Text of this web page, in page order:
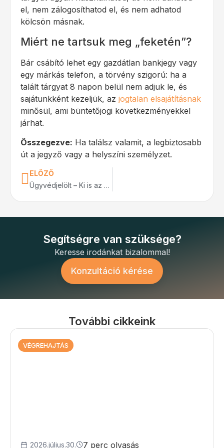
el, nem zálogosíthatod el, és nem adhatod
kölcsön másnak.
Miért ne tartsuk meg „feketén”?
Bár csábító lehet egy gazdátlan bankjegy vagy
egy márkás telefon, a törvény szigorú: ha a
talált tárgyat 8 napon belül nem adjuk le, és
sajátunkként kezeljük, az jogtalan elsajátításnak
minősül, ami büntetőjogi következményekkel
járhat.
Összegezve: Ha találsz valamit, a legbiztosabb
út a jegyző vagy a helyszíni személyzet.
ELŐZŐ
Ügyvédjelölt – Ki is az Ügyvédjelölt?
Segítségre van szüksége?
Keresse irodánkat bizalommal!
Konzultáció kérése
További cikkeink
VÉGREHAJTÁS
2026.július.30. 7 perc olvasás